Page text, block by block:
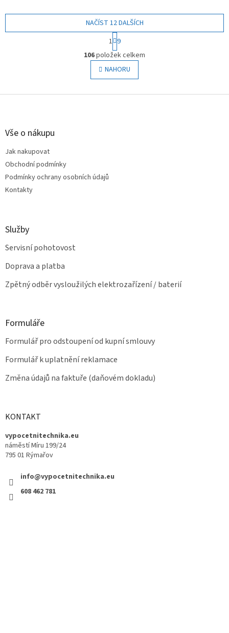
IPX4, životnost až 50...
0,125 ms, LIGHTSYNC RGB
světelný...
O
v
l
á
NAČÍST 12 DALŠÍCH
S
t
r
á
n
k
v
1 9
106položek celkem
NAHORU
Z
Vše o nákupu
Jak nakupovat
Obchodní podmínky
Podmínky ochrany osobních údajů
Kontakty
Služby
Servisní pohotovost
Doprava a platba
Zpětný odběr vysloužilých elektrozařízení / baterií
Formuláře
Formulář pro odstoupení od kupní smlouvy
Formulář k uplatnění reklamace
Změna údajů na faktuře (daňovém dokladu)
KONTAKT
vypocetnitechnika.eu
náměstí Míru 199/24
795 01 Rýmařov
info@vypocetnitechnika.eu
608 462 781